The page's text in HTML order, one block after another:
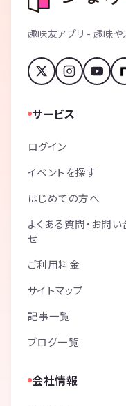
趣味友アプリ - 趣味や
サービス
ログイン
イベントを探す
はじめての方へ
よくある質問・お問い
せ
ご利用料金
サイトマップ
記事一覧
ブログ一覧
会社情報